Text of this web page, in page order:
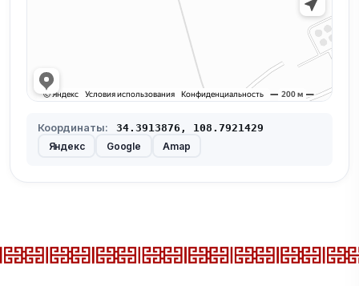
Координаты:
34.3913876, 108.7921429
Яндекс
Google Amap